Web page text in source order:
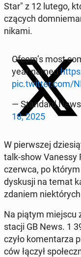
Star" z 12 lutego,
czą­cych
ni­ka­mi.
Ofcom’s most
year named
pic.twitter.com/
— Stan­dard
18, 2025
W pierw­szej
talk-show Vanessy
czerwca, po
dys­ku­sji na temat
zdaniem
Na piątym miejscu
stacji GB News. 1
czy­ło ko­men­ta­rza
ców łączył